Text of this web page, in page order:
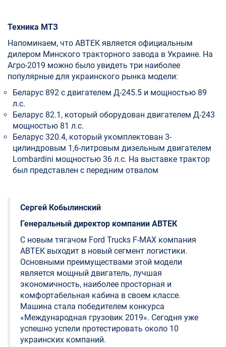
Техника МТЗ
Напоминаем, что АВТЕК является официальным
дилером Минского тракторного завода в Украине. На
Агро-2019 можно было увидеть три наиболее
популярные для украинского рынка модели:
Беларус 892 с двигателем Д-245.5 и мощностью 89
л.с.
Беларус 82.1, который оборудован двигателем Д-243
мощностью 81 л.с.
Беларус 320.4, который укомплектован 3-
цилиндровым 1,6-литровым дизельным двигателем
Lombardini мощностью 36 л.с. На выставке трактор
был представлен с передним отвалом
Сергей Кобылинский
Генеральный директор компании АВТЕК
С новым тягачом Ford Trucks F-MAX компания
АВТЕК выходит в новый сегмент логистики.
Основными преимуществами этой модели
является мощный двигатель, лучшая
экономичность, наиболее просторная и
комфортабельная кабина в своем классе.
Машина стала победителем конкурса
«Международная грузовик 2019». Сегодня уже
успешно успели протестировать около 10
украинских компаний.